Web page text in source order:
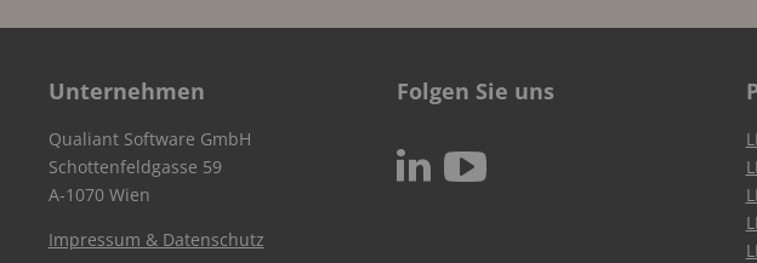
Unternehmen
Qualiant Software GmbH
Schottenfeldgasse 59
A-1070 Wien
Impressum & Datenschutz
Folgen Sie uns
N c